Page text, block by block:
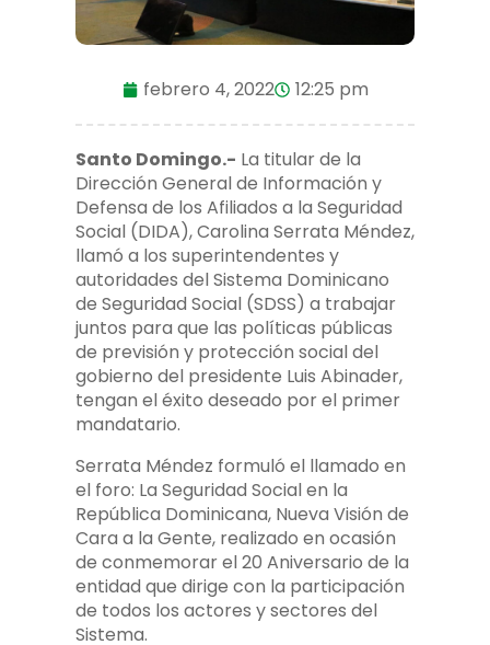
febrero 4, 2022 12:25 pm
Santo Domingo.- La titular de la
Dirección General de Información y
Defensa de los Afiliados a la Seguridad
Social (DIDA), Carolina Serrata Méndez,
llamó a los superintendentes y
autoridades del Sistema Dominicano
de Seguridad Social (SDSS) a trabajar
juntos para que las políticas públicas
de previsión y protección social del
gobierno del presidente Luis Abinader,
tengan el éxito deseado por el primer
mandatario.
Serrata Méndez formuló el llamado en
el foro: La Seguridad Social en la
República Dominicana, Nueva Visión de
Cara a la Gente, realizado en ocasión
de conmemorar el 20 Aniversario de la
entidad que dirige con la participación
de todos los actores y sectores del
Sistema.